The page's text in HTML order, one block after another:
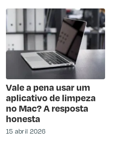
Vale a pena usar um
aplicativo de limpeza
no Mac? A resposta
honesta
15 abril 2026